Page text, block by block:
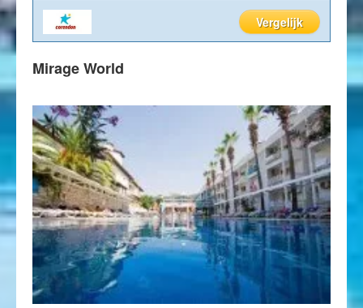
Vergelijk
Mirage World